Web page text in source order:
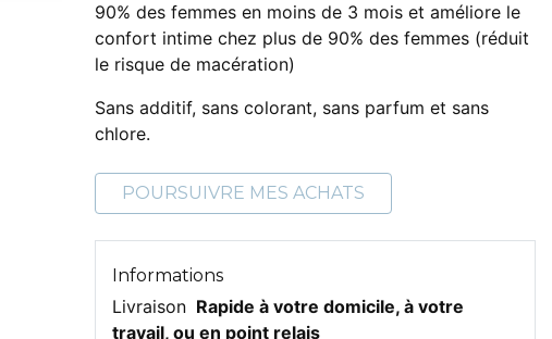
90% des femmes en moins de 3 mois et améliore le
confort intime chez plus de 90% des femmes (réduit
le risque de macération)
Sans additif, sans colorant, sans parfum et sans
chlore.
POURSUIVRE MES ACHATS
Informations
Livraison Rapide à votre domicile, à votre
travail, ou en point relais